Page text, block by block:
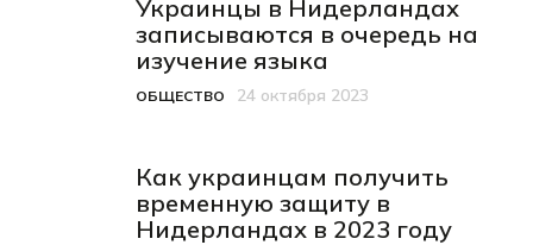
Украинцы в Нидерландах
записываются в очередь на
изучение языка
Категория
ОБЩЕСТВО
Дата публикации
24 октября 2023
Как украинцам получить
временную защиту в
Нидерландах в 2023 году